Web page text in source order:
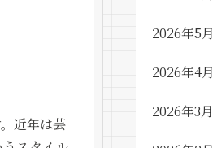
近年は芸
2026年5月
2026年4月
2026年3月